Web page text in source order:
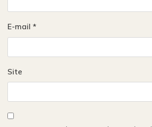
E-mail *
Site